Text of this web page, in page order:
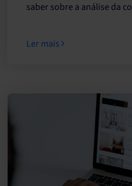
saber sobre a análise da
Ler mais